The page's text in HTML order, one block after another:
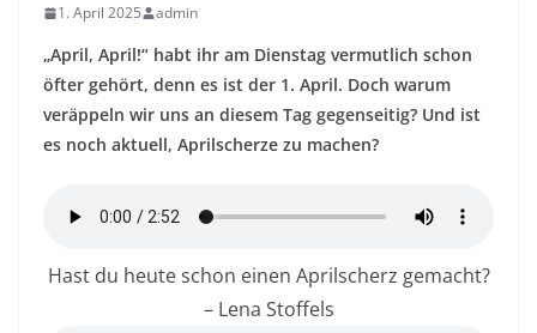
1. April 2025 admin
„April, April!“ habt ihr am Dienstag vermutlich schon
öfter gehört, denn es ist der 1. April. Doch warum
veräppeln wir uns an diesem Tag gegenseitig? Und ist
es noch aktuell, Aprilscherze zu machen?
Hast du heute schon einen Aprilscherz gemacht?
– Lena Stoffels